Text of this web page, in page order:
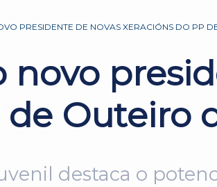
PRESIDENTE DE NOVAS XERACIÓNS DO PP
novo
Outeiro
destaca o